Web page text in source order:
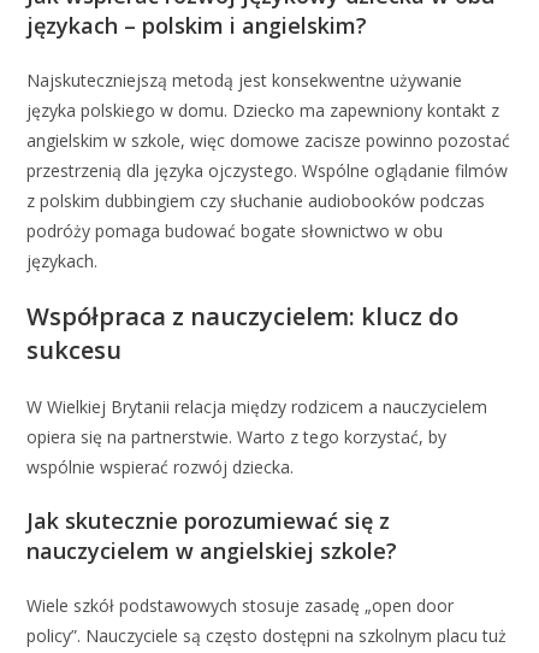
językach – polskim i angielskim?
Najskuteczniejszą metodą jest konsekwentne używanie
języka polskiego w domu. Dziecko ma zapewniony kontakt z
angielskim w szkole, więc domowe zacisze powinno pozostać
przestrzenią dla języka ojczystego. Wspólne oglądanie filmów
z polskim dubbingiem czy słuchanie audiobooków podczas
podróży pomaga budować bogate słownictwo w obu
językach.
Współpraca z nauczycielem: klucz do
sukcesu
W Wielkiej Brytanii relacja między rodzicem a nauczycielem
opiera się na partnerstwie. Warto z tego korzystać, by
wspólnie wspierać rozwój dziecka.
Jak skutecznie porozumiewać się z
nauczycielem w angielskiej szkole?
Wiele szkół podstawowych stosuje zasadę „open door
policy”. Nauczyciele są często dostępni na szkolnym placu tuż